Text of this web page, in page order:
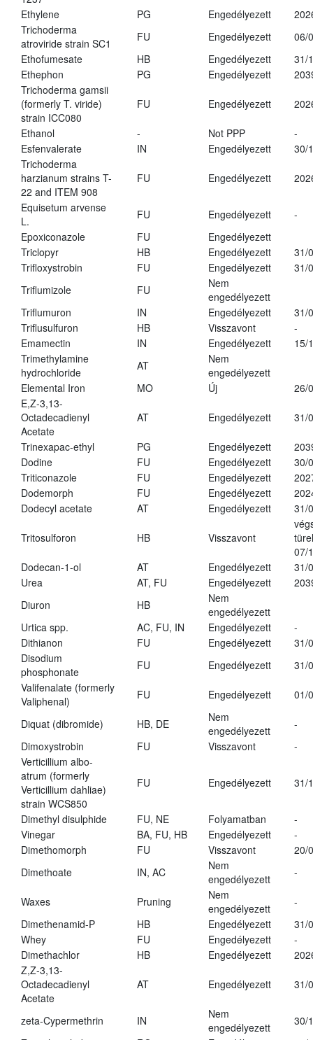
Ethylene
PG Engedélyezett
Trichoderma
atroviride strain SC1
FU Engedélyezett
06/
Ethofumesate
HB Engedélyezett
31/
Ethephon
PG Engedélyezett
Trichoderma gamsii
(formerly T. viride)
strain ICC080
FU Engedélyezett
Ethanol - Not PPP
-
Esfenvalerate
IN Engedélyezett
30/
Trichoderma
harzianum strains T-
22 and ITEM 908
FU Engedélyezett
Equisetum arvense
L.
FU Engedélyezett
-
Epoxiconazole
FU
Engedélyezett
Triclopyr
HB Engedélyezett
31/
Trifloxystrobin
FU Engedélyezett
31/
Triflumizole
FU
Nem
engedélyezett
Triflumuron
IN Engedélyezett
31/
Triflusulfuron
HB Visszavont
-
Emamectin
IN Engedélyezett
15/
Trimethylamine
hydrochloride
AT
Nem
engedélyezett
Elemental Iron
MO Új
26/
E,Z-3,13-
Octadecadienyl
Acetate
AT Engedélyezett 31/
Trinexapac-ethyl PG Engedélyezett
Dodine
FU Engedélyezett
30/
Triticonazole
FU Engedélyezett
Dodemorph
FU Engedélyezett
Dodecyl acetate
AT Engedélyezett 31/
Tritosulforon HB Visszavont
07/
Dodecan-1-ol
AT Engedélyezett
31/
Urea
AT, FU Engedélyezett
Diuron
HB
Nem
engedélyezett
Urtica spp.
AC, FU, IN Engedélyezett
-
Dithianon
FU Engedélyezett
31/
Disodium
phosphonate
FU Engedélyezett
31/
Valifenalate (formerly
Valiphenal)
FU Engedélyezett 01/
Diquat (dibromide) HB, DE
Nem
engedélyezett
-
Dimoxystrobin
FU Visszavont
-
Verticillium albo-
atrum (formerly
Verticillium dahliae)
strain WCS850
FU Engedélyezett 31/
Dimethyl disulphide FU, NE Folyamatban
-
Vinegar
BA, FU, HB Engedélyezett
-
Dimethomorph
FU Visszavont
20/
Dimethoate
IN, AC
Nem
engedélyezett
-
Waxes Pruning
Nem
engedélyezett
-
Dimethenamid-P
HB Engedélyezett
31/
Whey
FU Engedélyezett
-
Dimethachlor
HB Engedélyezett
Z,Z-3,13-
Octadecadienyl
Acetate
AT Engedélyezett 31/
zeta-Cypermethrin IN
Nem
engedélyezett
30/